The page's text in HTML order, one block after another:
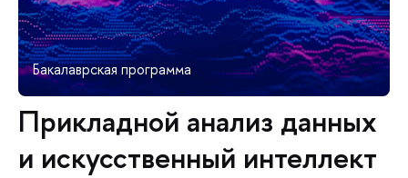
Бакалаврская программа
Прикладной анализ данных
и искусственный интеллект